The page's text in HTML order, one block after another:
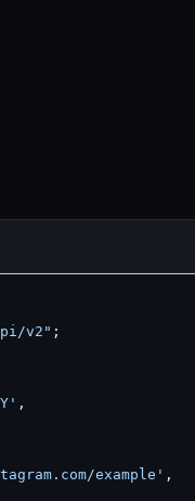
v2" ;
,
example' ,